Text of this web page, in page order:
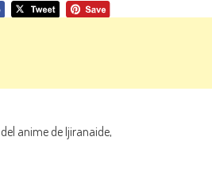
anime de Ijiranaide,